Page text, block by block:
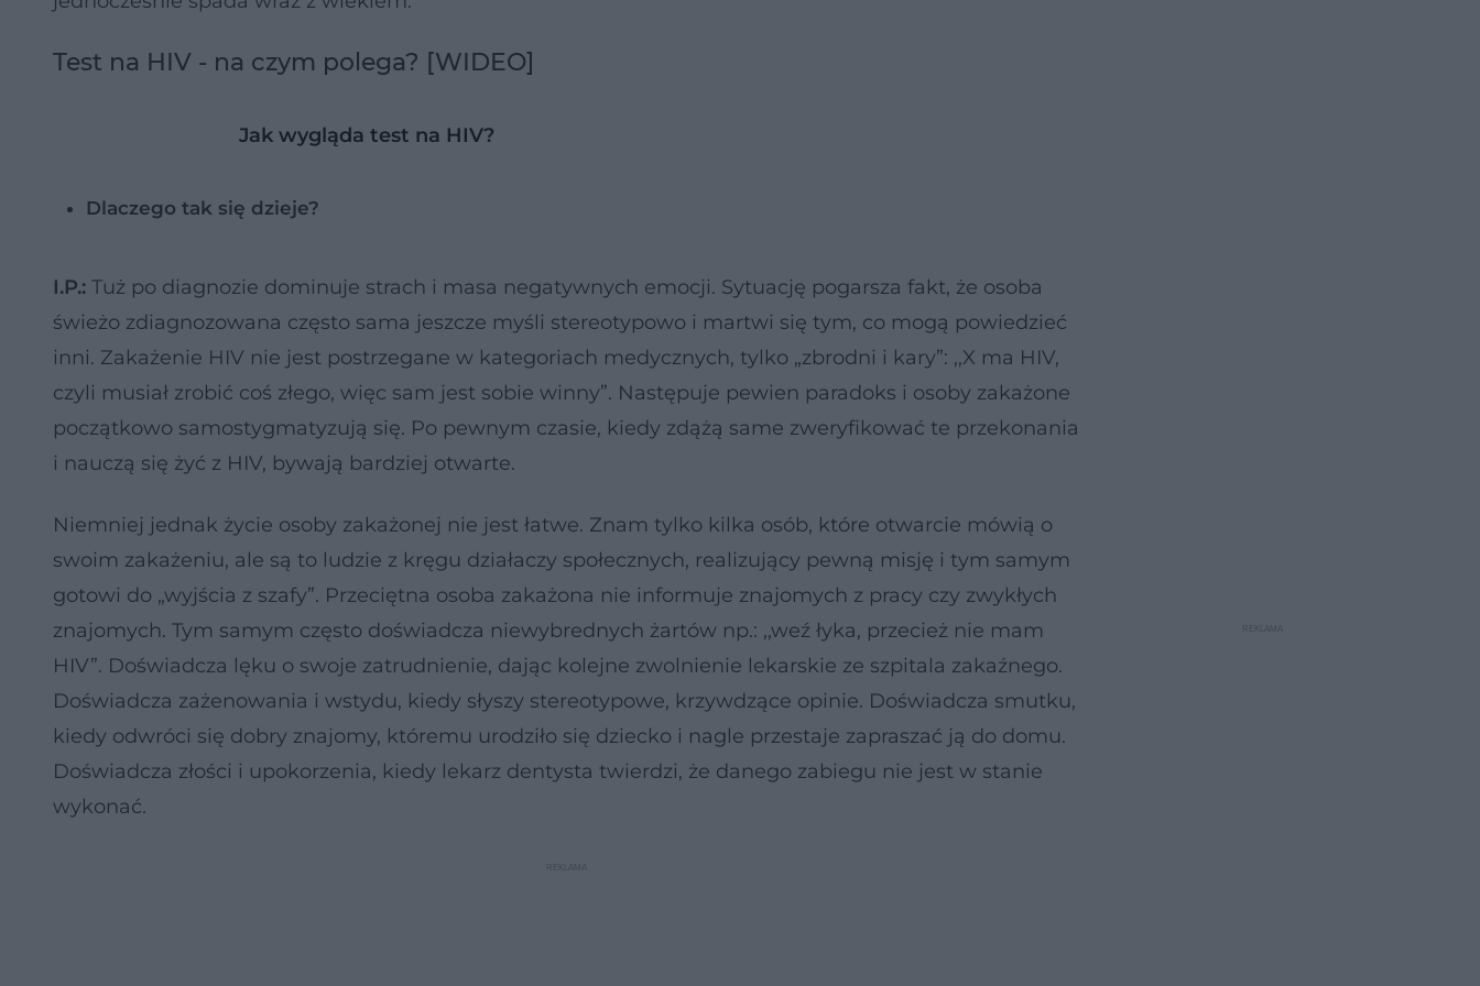
Test na HIV - na czym polega? [WIDEO]
Jak wygląda test na HIV?
Dlaczego tak się dzieje?
I.P.: Tuż po diagnozie dominuje strach i masa negatywnych emocji. Sytuację pogarsza fakt, że osoba
świeżo zdiagnozowana często sama jeszcze myśli stereotypowo i martwi się tym, co mogą powiedzieć
inni. Zakażenie HIV nie jest postrzegane w kategoriach medycznych, tylko „zbrodni i kary”: ,,X ma HIV,
czyli musiał zrobić coś złego, więc sam jest sobie winny”. Następuje pewien paradoks i osoby zakażone
początkowo samostygmatyzują się. Po pewnym czasie, kiedy zdążą same zweryfikować te przekonania
i nauczą się żyć z HIV, bywają bardziej otwarte.
Niemniej jednak życie osoby zakażonej nie jest łatwe. Znam tylko kilka osób, które otwarcie mówią o
swoim zakażeniu, ale są to ludzie z kręgu działaczy społecznych, realizujący pewną misję i tym samym
gotowi do „wyjścia z szafy”. Przeciętna osoba zakażona nie informuje znajomych z pracy czy zwykłych
znajomych. Tym samym często doświadcza niewybrednych żartów np.: ,,weź łyka, przecież nie mam
HIV”. Doświadcza lęku o swoje zatrudnienie, dając kolejne zwolnienie lekarskie ze szpitala zakaźnego.
Doświadcza zażenowania i wstydu, kiedy słyszy stereotypowe, krzywdzące opinie. Doświadcza smutku,
kiedy odwróci się dobry znajomy, któremu urodziło się dziecko i nagle przestaje zapraszać ją do domu.
Doświadcza złości i upokorzenia, kiedy lekarz dentysta twierdzi, że danego zabiegu nie jest w stanie
wykonać.